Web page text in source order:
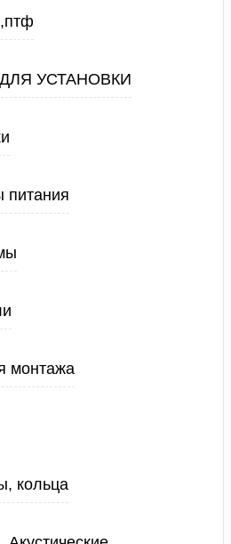
УСТАНОВКИ
питания
монтажа
кольца